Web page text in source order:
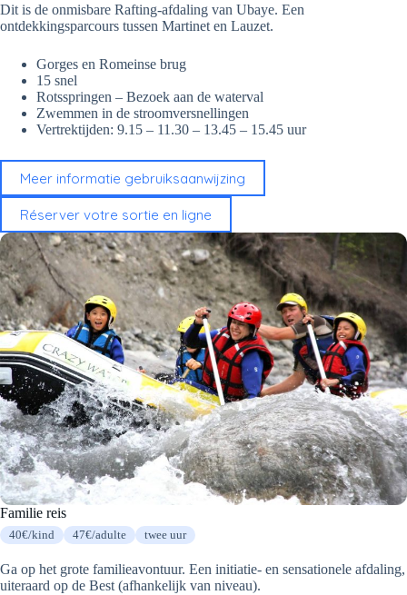
Dit is de onmisbare Rafting-afdaling van Ubaye. Een
ontdekkingsparcours tussen Martinet en Lauzet.
Gorges en Romeinse brug
15 snel
Rotsspringen – Bezoek aan de waterval
Zwemmen in de stroomversnellingen
Vertrektijden: 9.15 – 11.30 – 13.45 – 15.45 uur
Meer informatie gebruiksaanwijzing
Réserver votre sortie en ligne
Familie reis
40€/kind 47€/adulte twee uur
Ga op het grote familieavontuur. Een initiatie- en sensationele afdaling,
uiteraard op de Best (afhankelijk van niveau).